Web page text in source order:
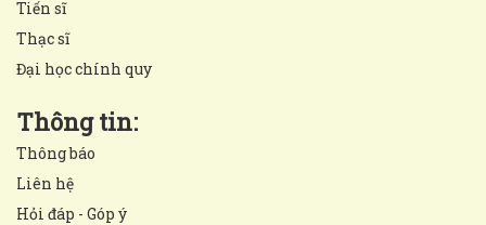
Tiến sĩ
Thạc sĩ
Đại học chính quy
Thông tin:
Thông báo
Liên hệ
Hỏi đáp - Góp ý